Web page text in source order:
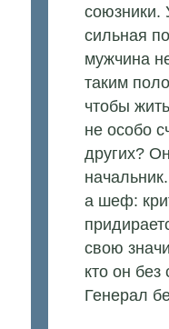
союзники.
сильная
мужчина
таким
чтобы
не особо
других?
а шеф:
свою
кто он без
Генерал